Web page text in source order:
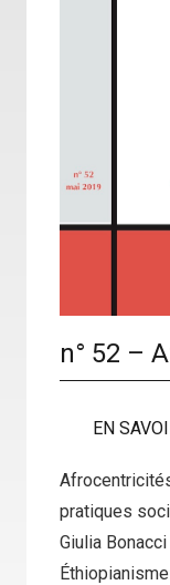
n° 52 –
EN
pratiques
Giulia